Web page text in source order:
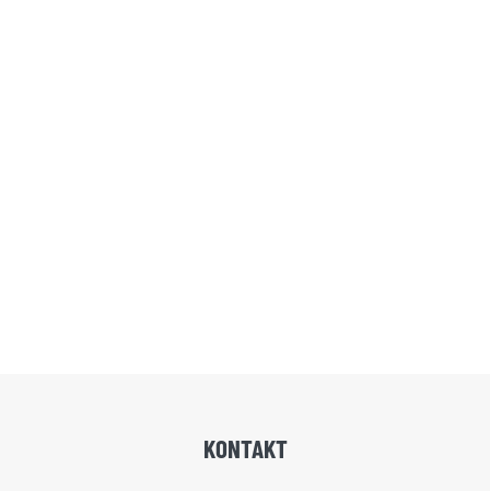
KONTAKT